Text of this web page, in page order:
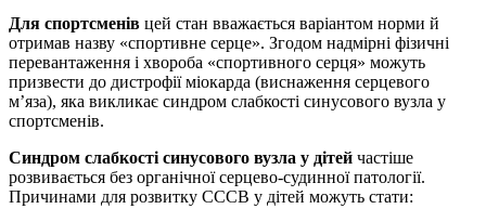
Для спортсменів цей стан вважається варіантом норми й
отримав назву «спортивне серце». Згодом надмірні фізичні
перевантаження і хвороба «спортивного серця» можуть
призвести до дистрофії міокарда (виснаження серцевого
м’яза), яка викликає синдром слабкості синусового вузла у
спортсменів.
Синдром слабкості синусового вузла у дітей частіше
розвивається без органічної серцево-судинної патології.
Причинами для розвитку СССВ у дітей можуть стати: